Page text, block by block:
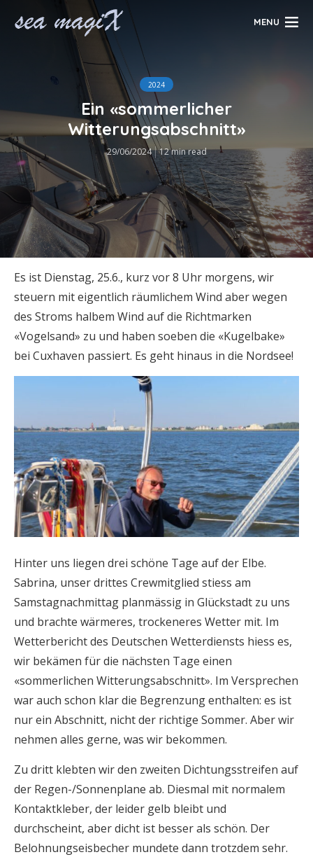
MENU
2024
Ein «sommerlicher
Witterungsabschnitt»
29/06/2024 12 min read
Es ist Dienstag, 25.6., kurz vor 8 Uhr morgens, wir
steuern mit eigentlich räumlichem Wind aber wegen
des Stroms halbem Wind auf die Richtmarken
«Vogelsand» zu und haben soeben die «Kugelbake»
bei Cuxhaven passiert. Es geht hinaus in die Nordsee!
Hinter uns liegen drei schöne Tage auf der Elbe.
Sabrina, unser drittes Crewmitglied stiess am
Samstagnachmittag planmässig in Glückstadt zu uns
und brachte wärmeres, trockeneres Wetter mit. Im
Wetterbericht des Deutschen Wetterdiensts hiess es,
wir bekämen für die nächsten Tage einen
«sommerlichen Witterungsabschnitt». Im Versprechen
war auch schon klar die Begrenzung enthalten: es ist
nur ein Abschnitt, nicht der richtige Sommer. Aber wir
nehmen alles gerne, was wir bekommen.
Zu dritt klebten wir den zweiten Dichtungsstreifen auf
der Regen-/Sonnenplane ab. Diesmal mit normalem
Kontaktkleber, der leider gelb bleibt und
durchscheint, aber dicht ist besser als schön. Der
Belohnungseisbecher mundete dann trotzdem sehr.